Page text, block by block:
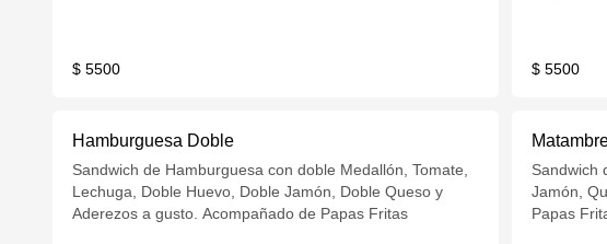
$ 5500 $ 5500
Hamburguesa Doble
Sandwich de Hamburguesa con doble Medallón, Tomate,
Lechuga, Doble Huevo, Doble Jamón, Doble Queso y
Aderezos a gusto. Acompañado de Papas Fritas
Sandwich
Jamón,
Papas